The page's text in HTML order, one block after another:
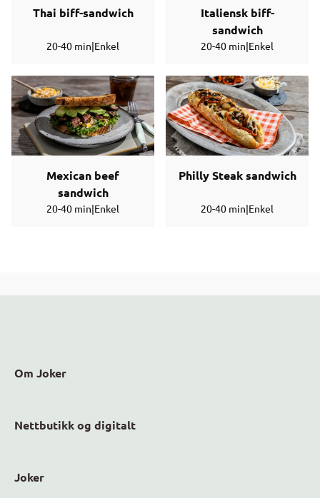
Thai biff-sandwich
20-40 min|Enkel
Italiensk biff-
sandwich
20-40 min|Enkel
Mexican beef
sandwich
20-40 min|Enkel
Philly Steak sandwich
20-40 min|Enkel
Om Joker
Nettbutikk og digitalt
Joker